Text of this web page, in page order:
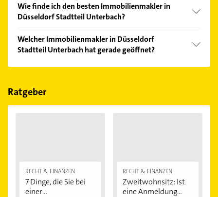
Wie finde ich den besten Immobilienmakler in
Düsseldorf Stadtteil Unterbach?
Kundenmeinungen und profitieren Sie von den
Empfehlungen. Die Suchergebnisse können Sie sich
einfach nachBewertungensortiert anzeigen lassen.
Welcher Immobilienmakler in Düsseldorf
Stadtteil Unterbach hat gerade geöffnet?
Im Anbieter-Bereich finden Sie alleÖffnungszeiten.
Feiertagen abweichen können.
Ratgeber
RECHT & FINANZEN
7 Dinge, die Sie bei
einer
RECHT & FINANZEN
Zweitwohnsitz: Ist
eine Anmeldung...